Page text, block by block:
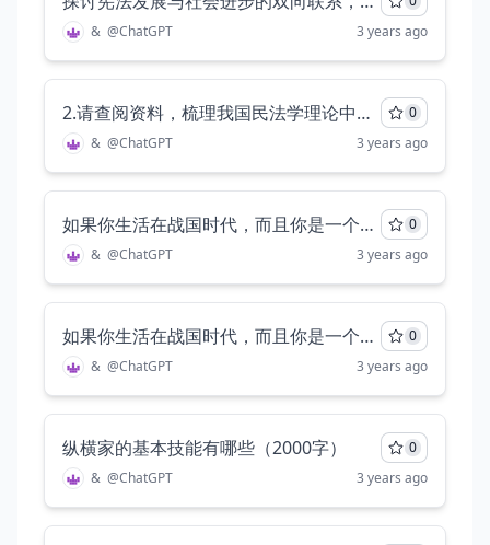
& @ChatGPT 3 years ago
2.请查阅资料，梳理我国民法学理论中物权行为独立说、物权行为无因性说和物权行为独立行为否定说、物权行为无因性否定说等四种学说主张的异同。梳理异同时，应标注相应学说的代表性人物及资料出处。至少两千字，并且一定要表明资料来源
0
& @ChatGPT 3 years ago
如果你生活在战国时代，而且你是一个纵横家，请问你准备怎么进行自己的游说活动，请你详细说明，至少两千字
0
& @ChatGPT 3 years ago
如果你生活在战国时代，而且你是一个纵横家，请问你准备怎么进行自己的游说活动?
0
& @ChatGPT 3 years ago
纵横家的基本技能有哪些（2000字）
0
& @ChatGPT 3 years ago